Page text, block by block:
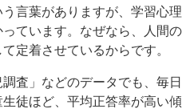
言葉がありますが、学習心
ています。なぜなら、人間
定着させているからです。
査」などのデータでも、毎
徒ほど、平均正答率が高い